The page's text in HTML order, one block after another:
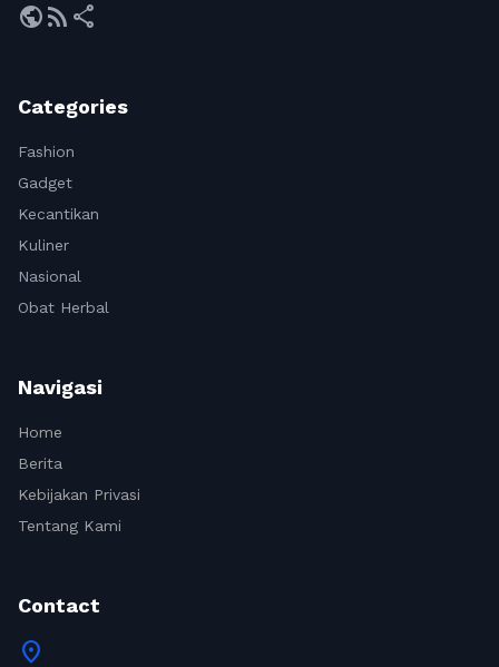
publicrss_feed share
Categories
Fashion
Gadget
Kecantikan
Kuliner
Nasional
Obat Herbal
Navigasi
Home
Berita
Kebijakan Privasi
Tentang Kami
Contact
location_on